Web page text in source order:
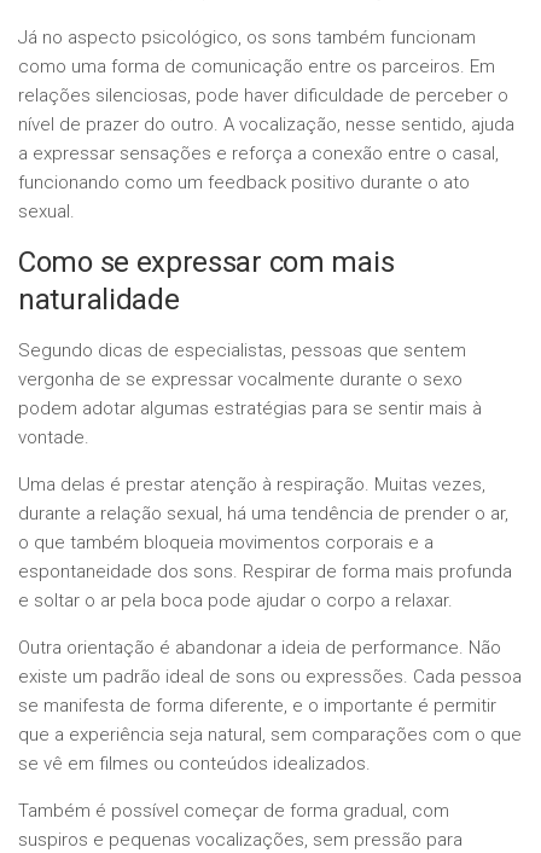
Já no aspecto psicológico, os sons também funcionam
como uma forma de comunicação entre os parceiros. Em
relações silenciosas, pode haver dificuldade de perceber o
nível de prazer do outro. A vocalização, nesse sentido, ajuda
a expressar sensações e reforça a conexão entre o casal,
funcionando como um feedback positivo durante o ato
sexual.
Como se expressar com mais
naturalidade
Segundo dicas de especialistas, pessoas que sentem
vergonha de se expressar vocalmente durante o sexo
podem adotar algumas estratégias para se sentir mais à
vontade.
Uma delas é prestar atenção à respiração. Muitas vezes,
durante a relação sexual, há uma tendência de prender o ar,
o que também bloqueia movimentos corporais e a
espontaneidade dos sons. Respirar de forma mais profunda
e soltar o ar pela boca pode ajudar o corpo a relaxar.
Outra orientação é abandonar a ideia de performance. Não
existe um padrão ideal de sons ou expressões. Cada pessoa
se manifesta de forma diferente, e o importante é permitir
que a experiência seja natural, sem comparações com o que
se vê em filmes ou conteúdos idealizados.
Também é possível começar de forma gradual, com
suspiros e pequenas vocalizações, sem pressão para